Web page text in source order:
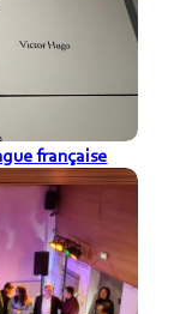
française